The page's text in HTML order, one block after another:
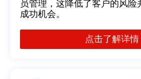
员管理，这降低了客户的风险
成功机会。
点击了解详情